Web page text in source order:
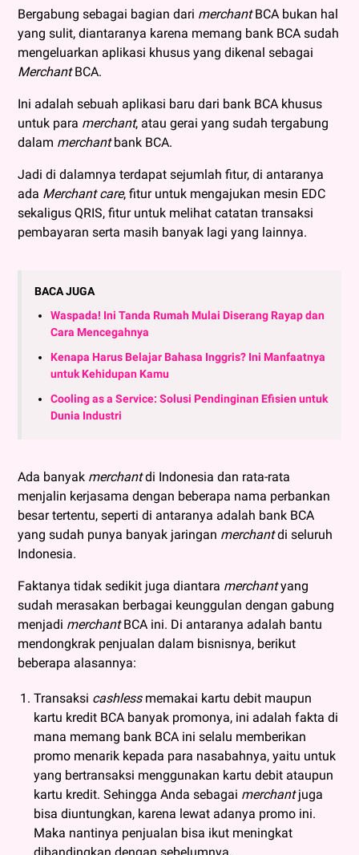
Bergabung sebagai bagian dari merchantBCA bukan hal
yang sulit, diantaranya karena memang bank BCA sudah
mengeluarkan aplikasi khusus yang dikenal sebagai
MerchantBCA.
Ini adalah sebuah aplikasi baru dari bank BCA khusus
untuk para merchant, atau gerai yang sudah tergabung
dalam merchantbank BCA.
Jadi di dalamnya terdapat sejumlah fitur, di antaranya
ada Merchant care, fitur untuk mengajukan mesin EDC
sekaligus QRIS, fitur untuk melihat catatan transaksi
pembayaran serta masih banyak lagi yang lainnya.
BACA JUGA
Waspada! Ini Tanda Rumah Mulai Diserang Rayap dan
Cara Mencegahnya
Kenapa Harus Belajar Bahasa Inggris? Ini Manfaatnya
untuk Kehidupan Kamu
Cooling as a Service: Solusi Pendinginan Efisien untuk
Dunia Industri
Ada banyak merchantdi Indonesia dan rata-rata
menjalin kerjasama dengan beberapa nama perbankan
besar tertentu, seperti di antaranya adalah bank BCA
yang sudah punya banyak jaringan merchantdi seluruh
Indonesia.
Faktanya tidak sedikit juga diantara merchantyang
sudah merasakan berbagai keunggulan dengan gabung
menjadi merchantBCA ini. Di antaranya adalah bantu
mendongkrak penjualan dalam bisnisnya, berikut
beberapa alasannya:
Transaksi cashless memakai kartu debit maupun
kartu kredit BCA banyak promonya, ini adalah fakta di
mana memang bank BCA ini selalu memberikan
promo menarik kepada para nasabahnya, yaitu untuk
yang bertransaksi menggunakan kartu debit ataupun
kartu kredit. Sehingga Anda sebagai merchantjuga
bisa diuntungkan, karena lewat adanya promo ini.
Maka nantinya penjualan bisa ikut meningkat